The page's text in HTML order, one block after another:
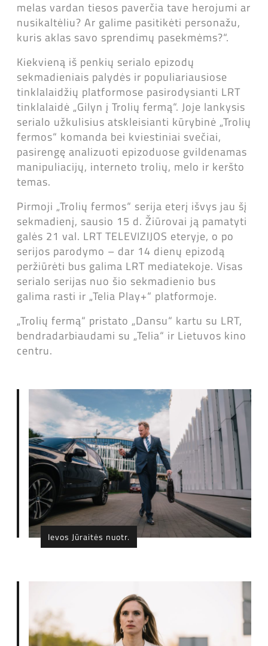
melas vardan tiesos paverčia tave herojumi ar
nusikaltėliu? Ar galime pasitikėti personažu,
kuris aklas savo sprendimų pasekmėms?“.
Kiekvieną iš penkių serialo epizodų
sekmadieniais palydės ir populiariausiose
tinklalaidžių platformose pasirodysianti LRT
tinklalaidė „Gilyn į Trolių fermą“. Joje lankysis
serialo užkulisius atskleisianti kūrybinė „Trolių
fermos“ komanda bei kviestiniai svečiai,
pasirengę analizuoti epizoduose gvildenamas
manipuliacijų, interneto trolių, melo ir keršto
temas.
Pirmoji „Trolių fermos“ serija eterį išvys jau šį
sekmadienį, sausio 15 d. Žiūrovai ją pamatyti
galės 21 val. LRT TELEVIZIJOS eteryje, o po
serijos parodymo – dar 14 dienų epizodą
peržiūrėti bus galima LRT mediatekoje. Visas
serialo serijas nuo šio sekmadienio bus
galima rasti ir „Telia Play+“ platformoje.
„Trolių fermą“ pristato „Dansu“ kartu su LRT,
bendradarbiaudami su „Telia“ ir Lietuvos kino
centru.
Ievos Jūraitės nuotr.